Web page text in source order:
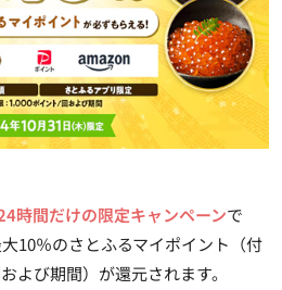
時間だけの限定キャンペーンで
10％のさとふるマイポイント（付
よび期間）が還元されます。